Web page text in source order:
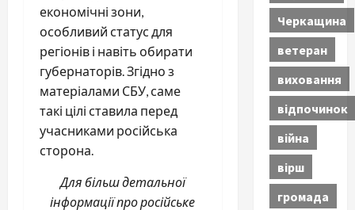
економічні зони,
особливий статус для
регіонів і навіть обирати
губернаторів. Згідно з
матеріалами СБУ, саме
такі цілі ставила перед
учасниками російська
сторона.
Для більш детальної
інформації про російське
Черкащина
ветеран
виховання
відпочинок
війна
вірш
громада